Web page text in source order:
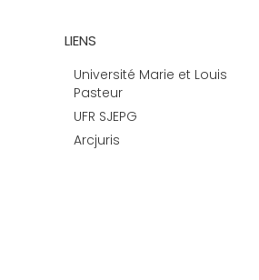
LIENS
Université Marie et Louis
Pasteur
UFR SJEPG
Arcjuris